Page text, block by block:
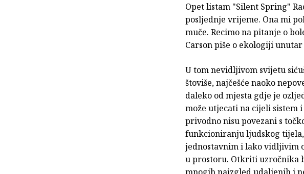
Opet listam "Silent Spring"
posljednje vrijeme. Ona mi
muče. Recimo na pitanje o
Carson piše o ekologiji
U tom nevidljivom svijetu
štoviše, najčešće naoko
daleko od mjesta gdje je
može utjecati na cijeli
privodno nisu povezani s
funkcioniranju ljudskog
jednostavnim i lako vidljivim
u prostoru. Otkriti uzročnika
mnogih naizgled udaljenih i